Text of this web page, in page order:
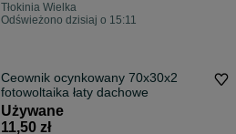
Tłokinia Wielka
Odświeżono dzisiaj o 15:11
Ceownik ocynkowany 70x30x2
fotowoltaika łaty dachowe
Używane
11,50 zł